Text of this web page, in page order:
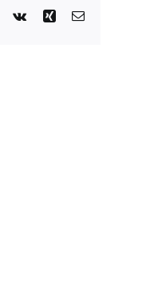
Pinterest
Vk Xing Email